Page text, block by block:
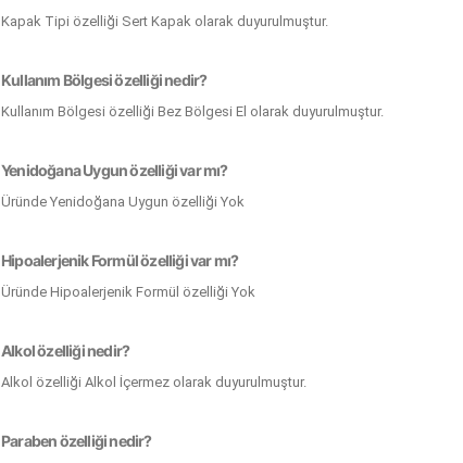
Kapak Tipi özelliği Sert Kapak olarak duyurulmuştur.
Kullanım Bölgesi özelliği nedir?
Kullanım Bölgesi özelliği Bez Bölgesi El olarak duyurulmuştur.
Yenidoğana Uygun özelliği var mı?
Üründe Yenidoğana Uygun özelliği Yok
Hipoalerjenik Formül özelliği var mı?
Üründe Hipoalerjenik Formül özelliği Yok
Alkol özelliği nedir?
Alkol özelliği Alkol İçermez olarak duyurulmuştur.
Paraben özelliği nedir?